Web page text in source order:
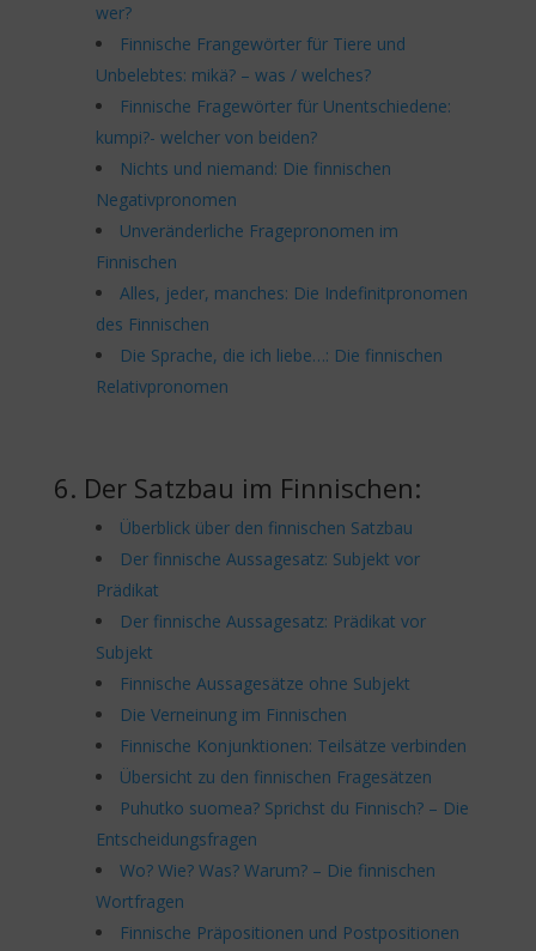
wer?
Finnische Frangewörter für Tiere und
Unbelebtes: mikä? – was / welches?
Finnische Fragewörter für Unentschiedene:
kumpi?- welcher von beiden?
Nichts und niemand: Die finnischen
Negativpronomen
Unveränderliche Fragepronomen im
Finnischen
Alles, jeder, manches: Die Indefinitpronomen
des Finnischen
Die Sprache, die ich liebe…: Die finnischen
Relativpronomen
6. Der Satzbau im Finnischen:
Überblick über den finnischen Satzbau
Der finnische Aussagesatz: Subjekt vor
Prädikat
Der finnische Aussagesatz: Prädikat vor
Subjekt
Finnische Aussagesätze ohne Subjekt
Die Verneinung im Finnischen
Finnische Konjunktionen: Teilsätze verbinden
Übersicht zu den finnischen Fragesätzen
Puhutko suomea? Sprichst du Finnisch? – Die
Entscheidungsfragen
Wo? Wie? Was? Warum? – Die finnischen
Wortfragen
Finnische Präpositionen und Postpositionen